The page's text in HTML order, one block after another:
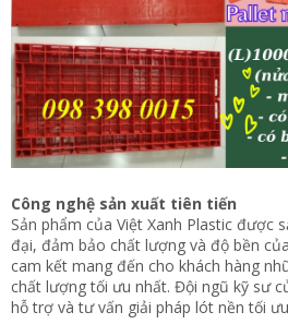
Công nghệ sản xuất tiên tiến
Sản phẩm của Việt Xanh Plastic được
đại, đảm bảo chất lượng và độ bền
cam kết mang đến cho khách hàng
chất lượng tối ưu nhất. Đội ngũ kỹ sư
hỗ trợ và tư vấn giải pháp lót nền tối